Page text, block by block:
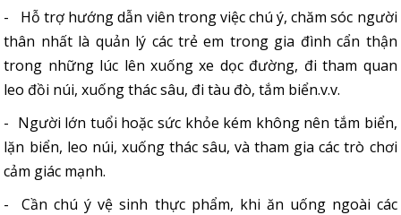
- Hỗ trợ hướng dẫn viên trong việc chú ý, chăm sóc người
thân nhất là quản lý các trẻ em trong gia đình cẩn thận
trong những lúc lên xuống xe dọc đường, đi tham quan
leo đồi núi, xuống thác sâu, đi tàu đò, tắm biển.v.v.
- Người lớn tuổi hoặc sức khỏe kém không nên tắm biển,
lặn biển, leo núi, xuống thác sâu, và tham gia các trò chơi
cảm giác mạnh.
- Cần chú ý vệ sinh thực phẩm, khi ăn uống ngoài các